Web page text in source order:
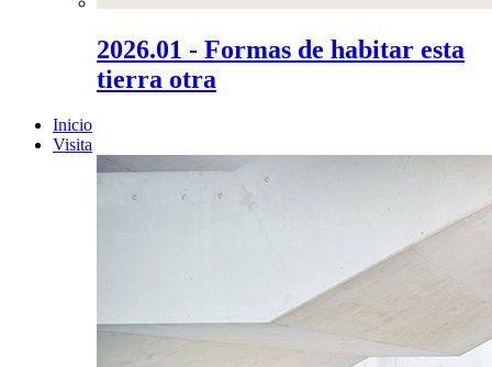
2026.01 - Formas de habitar esta
tierra otra
Inicio
Visita